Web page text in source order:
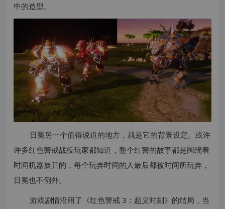
中的造型。
日冕另一个值得说道的地方，就是它的背景设定。或许
许多红色警戒战役玩家都知道，整个红警的故事都是围绕着
时间机器展开的，每个玩弄时间的人最后都被时间所玩弄，
日冕也不例外。
游戏剧情沿用了《红色警戒 3：起义时刻》的结局，当